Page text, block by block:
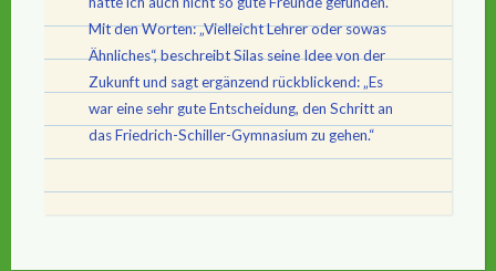
Mit den Worten: „Vielleicht Lehrer oder sowas
Ähnliches“, beschreibt Silas seine Idee von der
Zukunft und sagt ergänzend rückblickend: „Es
war eine sehr gute Entscheidung, den Schritt an
das Friedrich-Schiller-Gymnasium zu gehen.“